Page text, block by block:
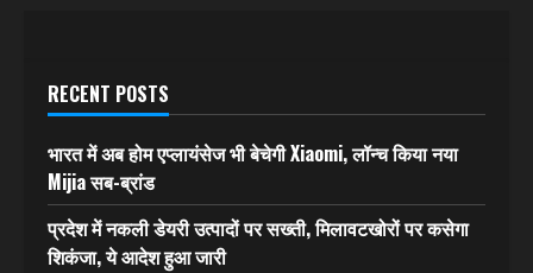
RECENT POSTS
भारत में अब होम एप्लायंसेज भी बेचेगी Xiaomi, लॉन्च किया नया
Mijia सब-ब्रांड
प्रदेश में नकली डेयरी उत्पादों पर सख्ती, मिलावटखोरों पर कसेगा
शिकंजा, ये आदेश हुआ जारी